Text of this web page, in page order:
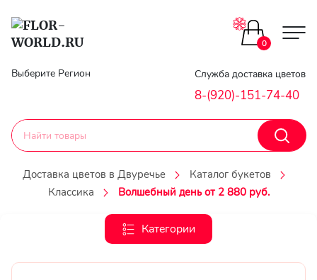
Главная
Гарантии
Доставка
Оплата
Выберите Регион Служба доставка цветов
8-(920)-151-74-40
0
Доставка цветов в Двуречье
Каталог букетов
Классика
Волшебный день от 2 880 руб.
Категории
Цветы поштучно
Букеты до 2500
Каталог букетов
Корзины с цветами
Авторские букеты